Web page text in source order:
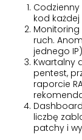
kod każdej
Monitoring
ruch.
jednego
Kwartalny
pentest,
raporcie
Dashboard
liczbę
patchy i